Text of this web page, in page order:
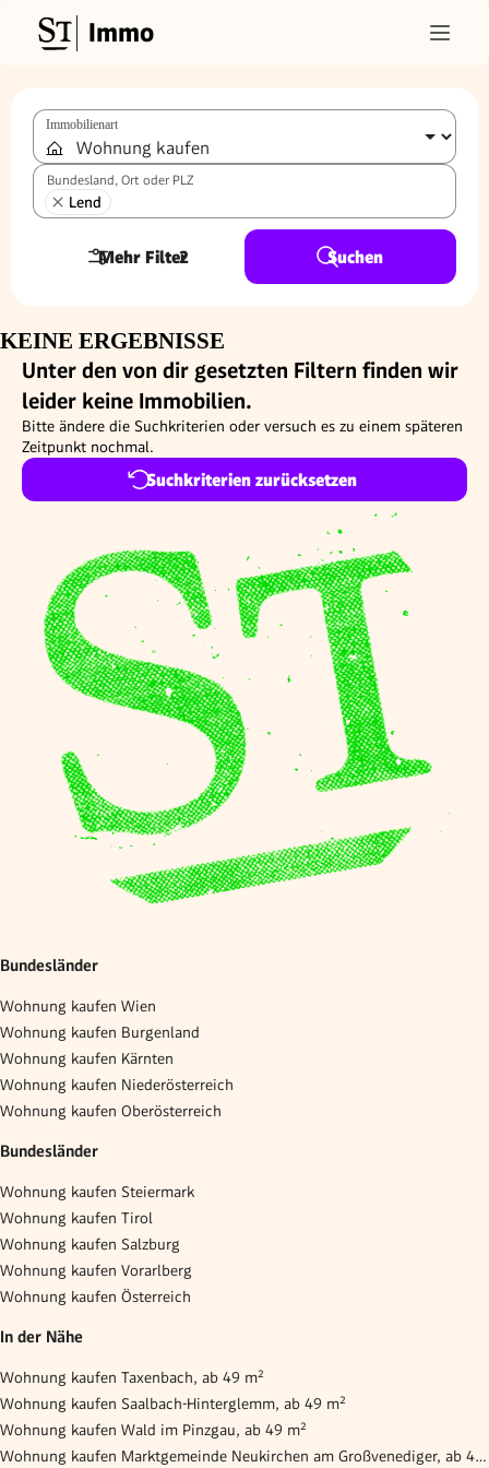
Immo
Immobilienart
Bundesland, Ort oder PLZ
Lend
Mehr Filter
2 Suchen
KEINE ERGEBNISSE
Unter den von dir gesetzten Filtern finden wir
leider keine Immobilien.
Bitte ändere die Suchkriterien oder versuch es zu einem späteren
Zeitpunkt nochmal.
Suchkriterien zurücksetzen
Bundesländer
Wohnung kaufen Wien
Wohnung kaufen Burgenland
Wohnung kaufen Kärnten
Wohnung kaufen Niederösterreich
Wohnung kaufen Oberösterreich
Bundesländer
Wohnung kaufen Steiermark
Wohnung kaufen Tirol
Wohnung kaufen Salzburg
Wohnung kaufen Vorarlberg
Wohnung kaufen Österreich
In der Nähe
Wohnung kaufen Taxenbach, ab 49 m²
Wohnung kaufen Saalbach-Hinterglemm, ab 49 m²
Wohnung kaufen Wald im Pinzgau, ab 49 m²
Wohnung kaufen Marktgemeinde Neukirchen am Großvenediger, ab 49 m²